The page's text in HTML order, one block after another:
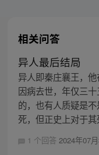
相关问答
异人最后结局
异人即秦庄襄王，
因病去世，年仅三
的，也有人质疑是
死，但正史上对于
1 个回答 2024年07